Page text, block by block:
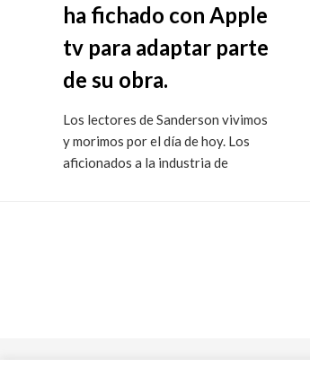
ha fichado con Apple
tv para adaptar parte
de su obra.
Los lectores de Sanderson vivimos
y morimos por el día de hoy. Los
aficionados a la industria de